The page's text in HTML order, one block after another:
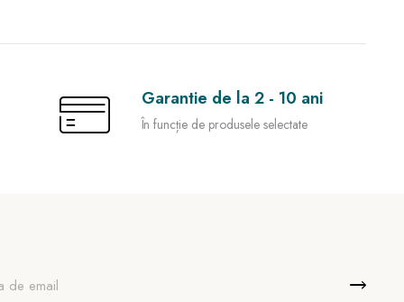
Garantie de la 2 - 10 ani
În funcție de produsele selectate